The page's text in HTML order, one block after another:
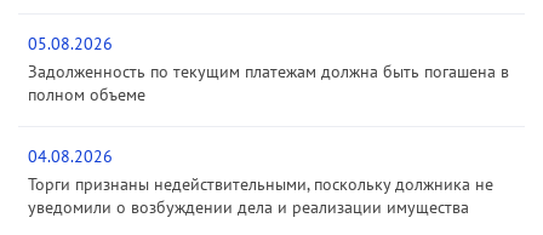
05.08.2026
Задолженность по текущим платежам должна быть погашена в
полном объеме
04.08.2026
Торги признаны недействительными, поскольку должника не
уведомили о возбуждении дела и реализации имущества